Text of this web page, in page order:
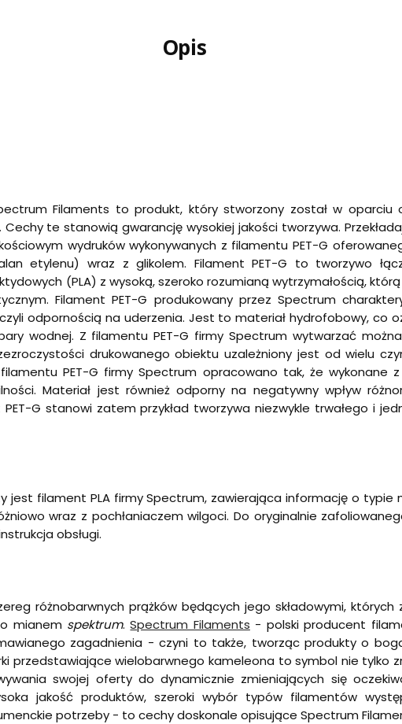
Opis
Filaments to produkt, który stworzony został w oparciu
te stanowią gwarancję wysokiej jakości tworzywa.
wydruków wykonywanych z filamentu PET-G
etylenu) wraz z glikolem. Filament PET-G to tworzywo
(PLA) z wysoką, szeroko rozumianą wytrzymałością,
Filament PET-G produkowany przez Spectrum
odpornością na uderzenia. Jest to materiał hydrofobowy, co
wodnej. Z filamentu PET-G firmy Spectrum wytwarzać
drukowanego obiektu uzależniony jest od wielu
PET-G firmy Spectrum opracowano tak, że wykonane
Materiał jest również odporny na negatywny wpływ
G stanowi zatem przykład tworzywa niezwykle trwałego i
jest filament PLA firmy Spectrum, zawierająca informację o typie
wraz z pochłaniaczem wilgoci. Do oryginalnie
obsługi.
różnobarwnych prążków będących jego składowymi,
mianem spektrum.Spectrum Filaments - polski producent
zagadnienia - czyni to także, tworząc produkty o
przedstawiające wielobarwnego kameleona to symbol nie tylko
swojej oferty do dynamicznie zmieniających się
jakość produktów, szeroki wybór typów filamentów
potrzeby - to cechy doskonale opisujące Spectrum